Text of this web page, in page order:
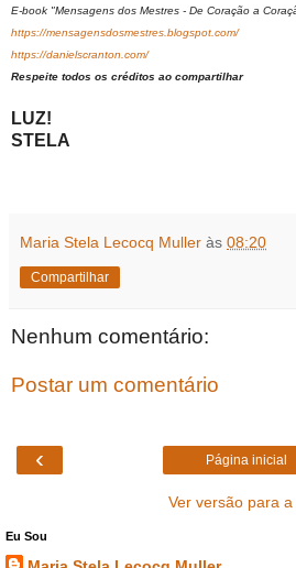
E-book "Mensagens dos Mestres - De Coração a
https://mensagensdosmestres.blogspot.com/
https://danielscranton.com/
Respeite todos os créditos ao compartilhar
LUZ!
STELA
Maria Stela Lecocq Muller às 08:20
Compartilhar
Nenhum comentário:
Postar um comentário
‹ Página inicial
Ver versão para a
Eu Sou